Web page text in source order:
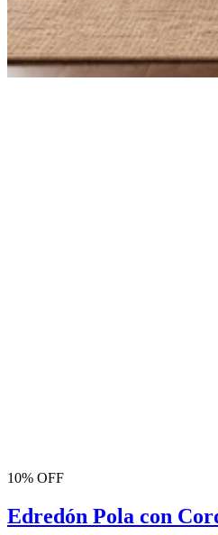
10% OFF
Edredón Pola con